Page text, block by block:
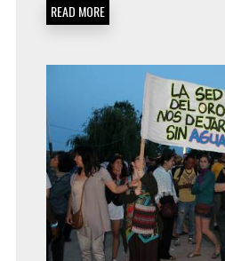
READ MORE